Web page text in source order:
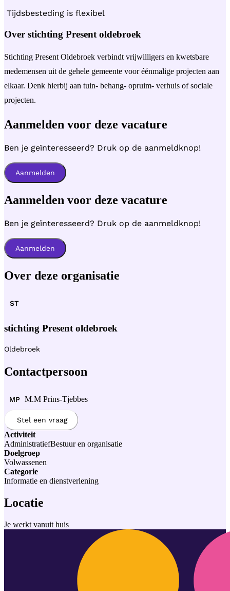
Tijdsbesteding is flexibel
Over stichting Present oldebroek
Stichting Present Oldebroek verbindt vrijwilligers en kwetsbare
medemensen uit de gehele gemeente voor éénmalige projecten aan
elkaar. Denk hierbij aan tuin- behang- opruim- verhuis of sociale
projecten.
Aanmelden voor deze vacature
Ben je geïnteresseerd? Druk op de aanmeldknop!
Aanmelden
Aanmelden voor deze vacature
Ben je geïnteresseerd? Druk op de aanmeldknop!
Aanmelden
Over deze organisatie
ST
stichting Present oldebroek
Oldebroek
Contactpersoon
MP M.M Prins-Tjebbes
Stel een vraag
Activiteit
AdministratiefBestuur en organisatie
Doelgroep
Volwassenen
Categorie
Informatie en dienstverlening
Locatie
Je werkt vanuit huis